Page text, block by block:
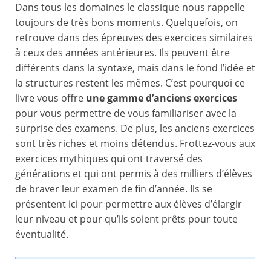
Dans tous les domaines le classique nous rappelle
toujours de très bons moments. Quelquefois, on
retrouve dans des épreuves des exercices similaires
à ceux des années antérieures. Ils peuvent être
différents dans la syntaxe, mais dans le fond l’idée et
la structures restent les mêmes. C’est pourquoi ce
livre vous offre une gamme d’anciens exercices
pour vous permettre de vous familiariser avec la
surprise des examens. De plus, les anciens exercices
sont très riches et moins détendus. Frottez-vous aux
exercices mythiques qui ont traversé des
générations et qui ont permis à des milliers d’élèves
de braver leur examen de fin d’année. Ils se
présentent ici pour permettre aux élèves d’élargir
leur niveau et pour qu’ils soient prêts pour toute
éventualité.